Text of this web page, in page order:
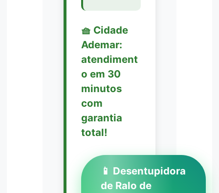
🧺 Cidade
Ademar:
atendiment
o em 30
minutos
com
garantia
total!
📱 Desentupidora
de Ralo de